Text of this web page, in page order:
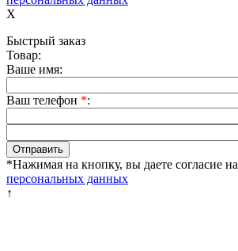
X
Быстрый заказ
Товар:
Ваше имя:
Ваш телефон *:
*Нажимая на кнопку, вы даете согласие на
персональных данных
↑